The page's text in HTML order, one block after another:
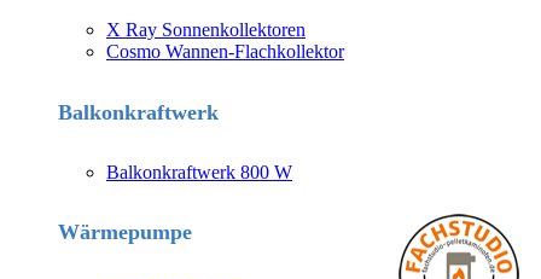
X Ray Sonnenkollektoren
Cosmo Wannen-Flachkollektor
Balkonkraftwerk
Balkonkraftwerk 800 W
Wärmepumpe